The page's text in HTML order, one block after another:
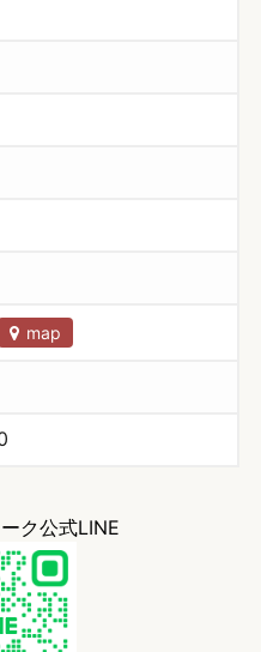
map
ク公式LINE